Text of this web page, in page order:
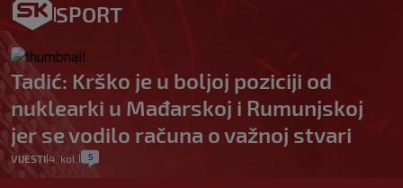
SPORT
Tadić: Krško je u boljoj poziciji od
nuklearki u Mađarskoj i Rumunjskoj
jer se vodilo računa o važnoj stvari
VIJESTI|4. kol. 5